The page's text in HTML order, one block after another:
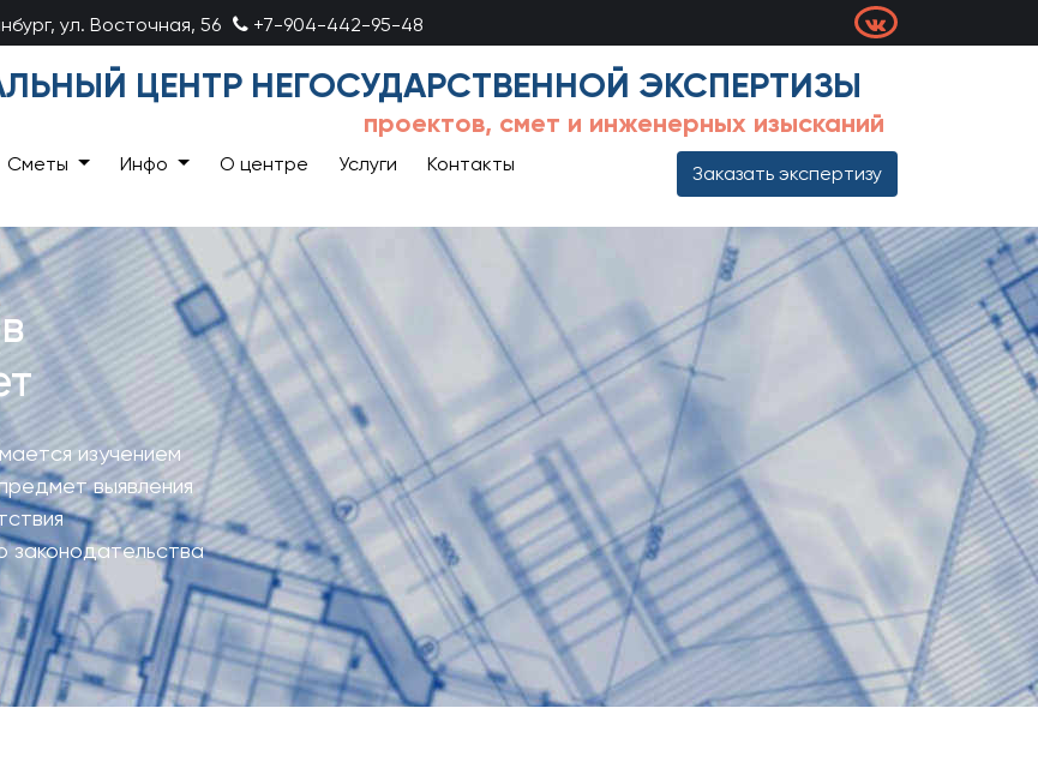
ул. Восточная, 56 +7-904-442-95-48
ЦЕНТР НЕГОСУДАРСТВЕННОЙ ЭКСПЕРТИЗЫ
проектов, смет и инженерных изысканий
Сметы Инфо О центре Услуги Контакты Заказать экспертизу
изучением
выявления
законодательства